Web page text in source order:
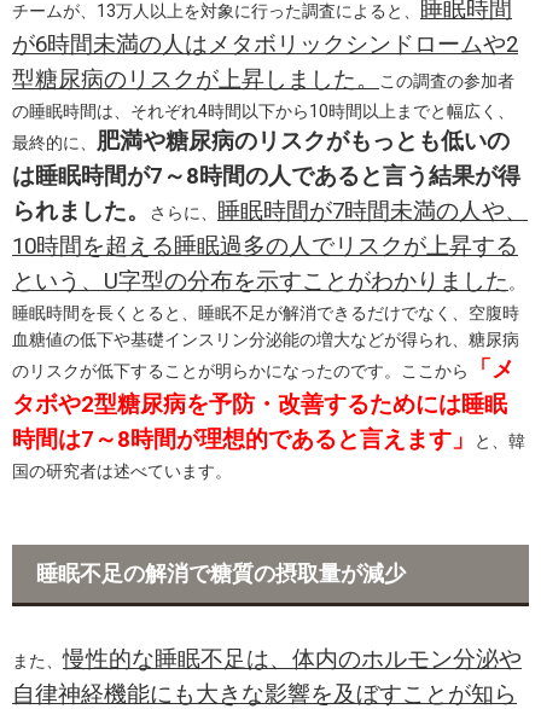
チームが、13万人以上を対象に行った調査によると、
睡眠時間
が6時間未満の人はメタボリックシンドロームや2
型糖尿病のリスクが上昇しました。
この調査の参加者
の睡眠時間は、それぞれ4時間以下から10時間以上までと幅広く、
最終的に、 肥満や糖尿病のリスクがもっとも低いの
は睡眠時間が7～8時間の人であると言う結果が得
られました。
さらに、
睡眠時間が7時間未満の人や、
10時間を超える睡眠過多の人でリスクが上昇する
という、U字型の分布を示すことがわかりました 。
睡眠時間を長くとると、睡眠不足が解消できるだけでなく、空腹時
血糖値の低下や基礎インスリン分泌能の増大などが得られ、糖尿病
のリスクが低下することが明らかになったのです。ここから
「メ
タボや2型糖尿病を予防・改善するためには睡眠
時間は7～8時間が理想的であると言えます」
と、韓
国の研究者は述べています。
睡眠不足の解消で糖質の摂取量が減少
また、慢性的な睡眠不足は、体内のホルモン分泌や
自律神経機能にも大きな影響を及ぼすことが知ら